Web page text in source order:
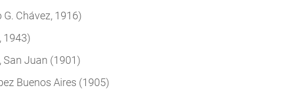
Chávez, 1916)
1943)
San Juan (1901)
Buenos Aires (1905)